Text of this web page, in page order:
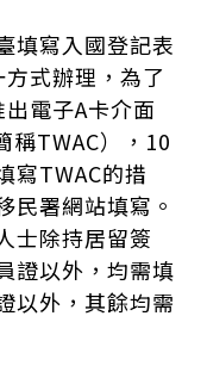
填寫入國登記表
方式辦理，為了
電子A卡介面
稱TWAC），10
寫TWAC的措
民署網站填寫。
士除持居留簽
證以外，均需填
以外，其餘均需